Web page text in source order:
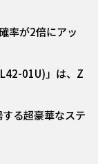
率が2倍にアッ
01U)」は、Z
る超豪華なステ